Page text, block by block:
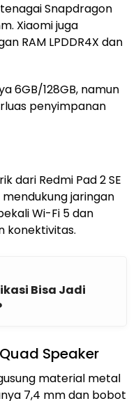
Snapdragon
Xiaomi juga
RAM LPDDR4X dan
6GB/128GB, namun
penyimpanan
dari Redmi Pad 2 SE
jaringan
Wi-Fi 5 dan
konektivitas.
Bisa Jadi
Speaker
material metal
7,4 mm dan bobot